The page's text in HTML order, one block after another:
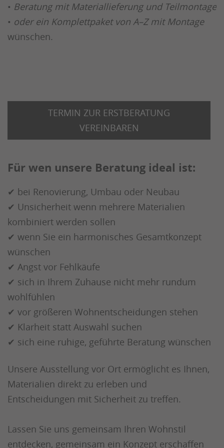
• Beratung mit Materiallieferung und Teilmontage
• oder ein Komplettpaket von A–Z mit Montage
wünschen.
TERMIN ZUR ERSTBERATUNG
VEREINBAREN
Für wen unsere Beratung ideal ist:
✔ bei Renovierung, Umbau oder Neubau
✔ Unsicherheit wenn mehrere Materialien
kombiniert werden sollen
✔ wenn Sie ein harmonisches Gesamtkonzept
wünschen
✔ Angst vor Fehlkäufe
✔ sich in Ihrem Zuhause nicht mehr rundum
wohlfühlen
✔ vor größeren Wohnentscheidungen stehen
✔ Klarheit statt Auswahl suchen
✔ sich eine ruhige, geführte Beratung wünschen
Unsere Ausstellung vor Ort ermöglicht es Ihnen,
Materialien direkt zu erleben und
Entscheidungen mit Sicherheit zu treffen.
Lassen Sie uns gemeinsam Ihren Wohnstil
entdecken, gemeinsam ein Konzept erschaffen